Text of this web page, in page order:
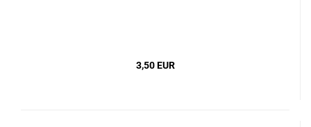
3,50 EUR